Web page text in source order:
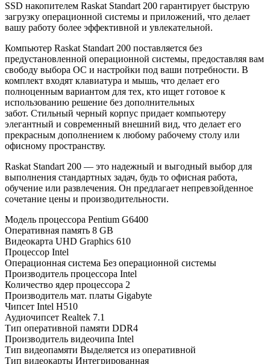
SSD накопителем Raskat Standart 200 гарантирует быструю
загрузку операционной системы и приложений, что делает
вашу работу более эффективной и увлекательной.
Компьютер Raskat Standart 200 поставляется без
предустановленной операционной системы, предоставляя вам
свободу выбора ОС и настройки под ваши потребности. В
комплект входят клавиатура и мышь, что делает его
полноценным вариантом для тех, кто ищет готовое к
использованию решение без дополнительных
забот. Стильный черный корпус придает компьютеру
элегантный и современный внешний вид, что делает его
прекрасным дополнением к любому рабочему столу или
офисному пространству.
Raskat Standart 200 — это надежный и выгодный выбор для
выполнения стандартных задач, будь то офисная работа,
обучение или развлечения. Он предлагает непревзойденное
сочетание цены и производительности.
Модель процессора Pentium G6400
Оперативная память 8 GB
Видеокарта UHD Graphics 610
Процессор Intel
Операционная система Без операционной системы
Производитель процессора Intel
Количество ядер процессора 2
Производитель мат. платы Gigabyte
Чипсет Intel H510
Аудиочипсет Realtek 7.1
Тип оперативной памяти DDR4
Производитель видеочипа Intel
Тип видеопамяти Выделяется из оперативной
Тип видеокарты Интегрированная